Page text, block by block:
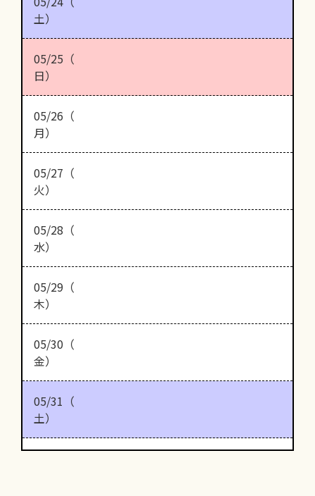
土）
05/25（
日）
05/26（
月）
05/27（
火）
05/28（
水）
05/29（
木）
05/30（
金）
05/31（
土）